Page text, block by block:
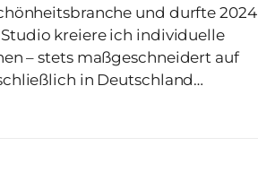
und durfte 2024
– stets maßgeschneidert auf
in Deutschland